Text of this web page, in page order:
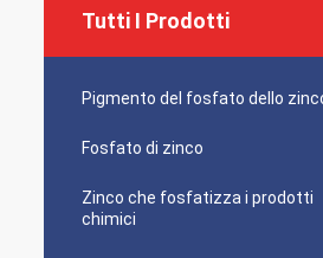
Tutti I Prodotti
Pigmento del fosfato dello
Fosfato di zinco
Zinco che fosfatizza i prodotti
chimici